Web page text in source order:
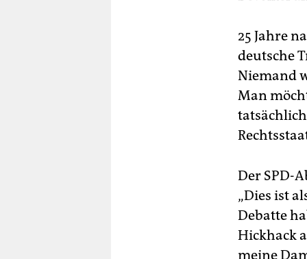
25 Jahre
deutsche
Niemand
Man
Der SPD-
„Dies ist
Debatte
Hickhack
meine